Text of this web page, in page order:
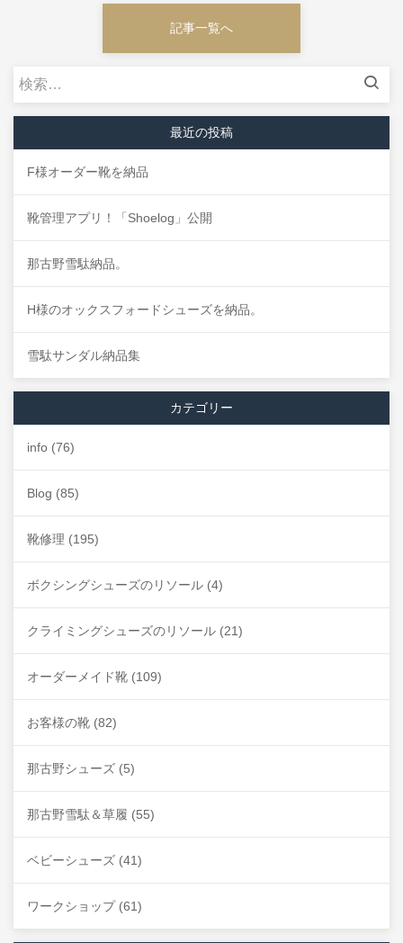
記事一覧へ
検
最近の投稿
F様オーダー靴を納品
靴管理アプリ！「Shoelog」公開
那古野雪駄納品。
H様のオックスフォードシューズを納品。
雪駄サンダル納品集
カテゴリー
info (76)
Blog (85)
靴修理 (195)
ボクシングシューズのリソール (4)
クライミングシューズのリソール (21)
オーダーメイド靴 (109)
お客様の靴 (82)
那古野シューズ (5)
那古野雪駄＆草履 (55)
ベビーシューズ (41)
ワークショップ(61)